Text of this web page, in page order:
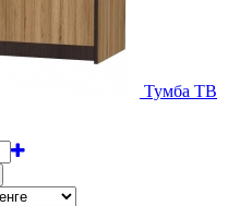
Тумба ТВ